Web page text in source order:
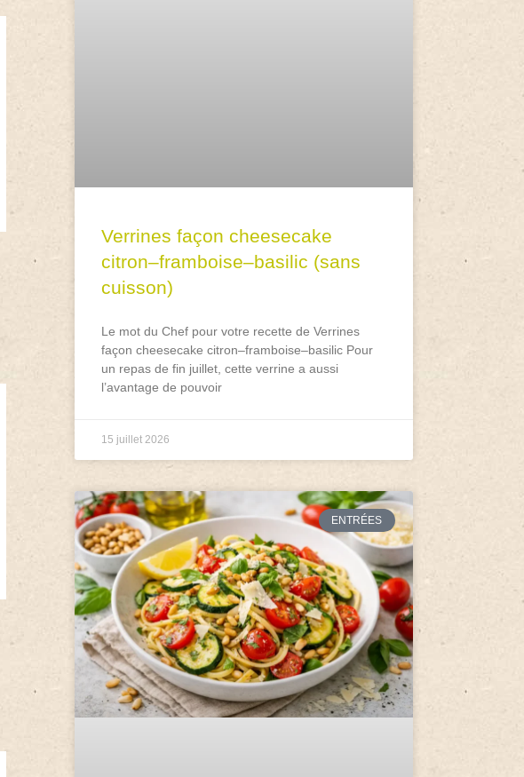
Verrines façon cheesecake
citron–framboise–basilic (sans
cuisson)
Le mot du Chef pour votre recette de Verrines
façon cheesecake citron–framboise–basilic Pour
un repas de fin juillet, cette verrine a aussi
l’avantage de pouvoir
15 juillet 2026
ENTRÉES